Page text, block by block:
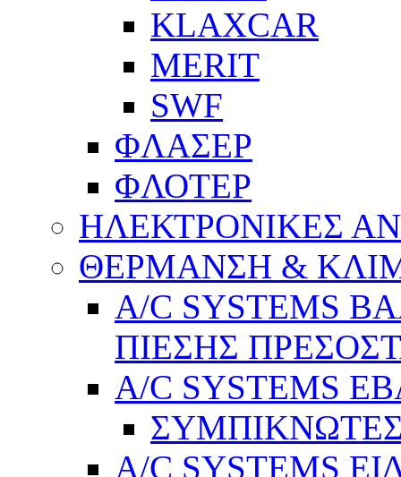
KLAXCAR
MERIT
SWF
ΦΛΑΣΕΡ
ΦΛΟΤΕΡ
ΗΛΕΚΤΡΟΝΙΚΕΣ
ΘΕΡΜΑΝΣΗ &
A/C SYSTEMS
ΠΙΕΣΗΣ
A/C SYSTEMS
A/C SYSTEMS